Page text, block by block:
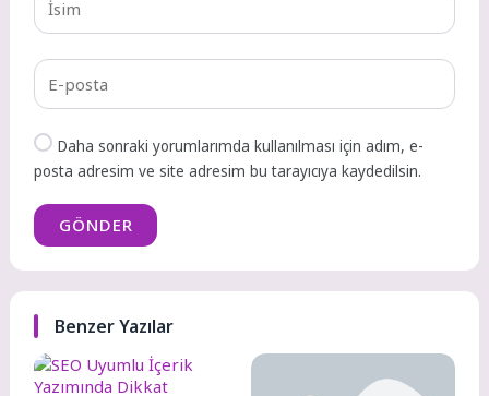
Daha sonraki yorumlarımda kullanılması için adım, e-
posta adresim ve site adresim bu tarayıcıya kaydedilsin.
GÖNDER
Benzer Yazılar